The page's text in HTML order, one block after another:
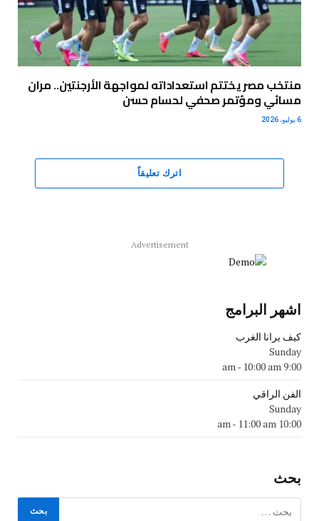
منتخب مصر يختتم استعداداته لمواجهة الأرجنتين.. مران
مسائي ومؤتمر صحفي لحسام حسن
6 يوليو، 2026
اترك تعليقاً
Advertisement
اشهر البرامج
كيف يرانا الغرب
Sunday
9:00 am
- 10:00 am
الفن الراقي
Sunday
10:00 am
- 11:00 am
بحث